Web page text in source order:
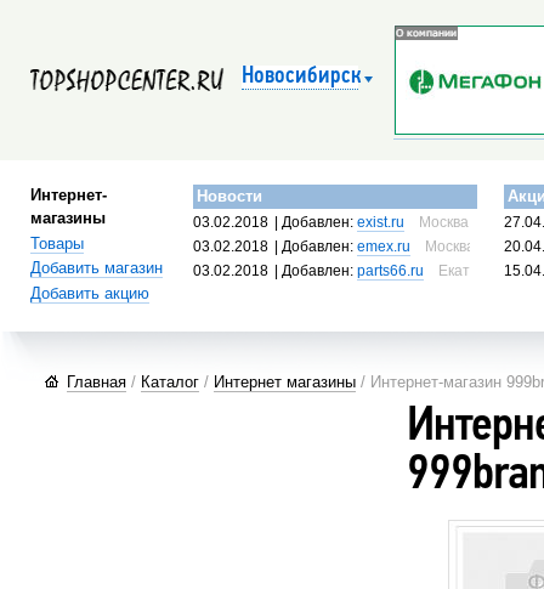
Новосибирск
Интернет-
магазины
Товары
Добавить магазин
Добавить акцию
Новости
03.02.2018 | Добавлен:exist.ru
Москва, Россия
03.02.2018
| Добавлен:emex.ru
Москва, Россия
03.02.2018
| Добавлен:parts66.ru Екатеринбург,
Главная / Каталог / Интернет магазины / Интернет-магазин